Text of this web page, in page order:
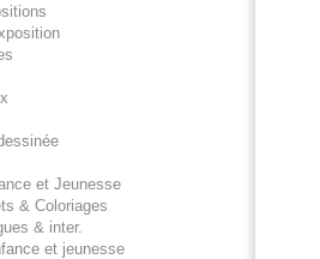
et Jeunesse
& Coloriages
& inter.
et jeunesse